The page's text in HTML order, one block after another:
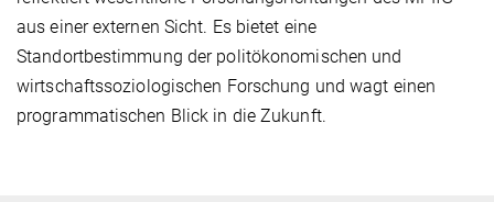
aus einer externen Sicht. Es bietet eine
Standortbestimmung der politökonomischen und
wirtschaftssoziologischen Forschung und wagt einen
programmatischen Blick in die Zukunft.